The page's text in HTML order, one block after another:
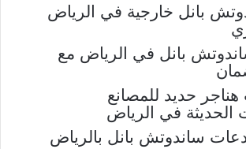
بانل خارجية في الرياض
بانل في الرياض مع
حديد للمصانع
الحديثة في الرياض
ساندوتش بانل بالرياض